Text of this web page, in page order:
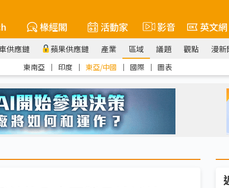
椽經閣 活動家 影音 英文網
供應鏈 蘋果供應鏈 產業 區域 議題 觀點 漫新
東南亞 ｜ 印度 ｜ 東亞/中國 ｜ 國際 ｜ 圖表